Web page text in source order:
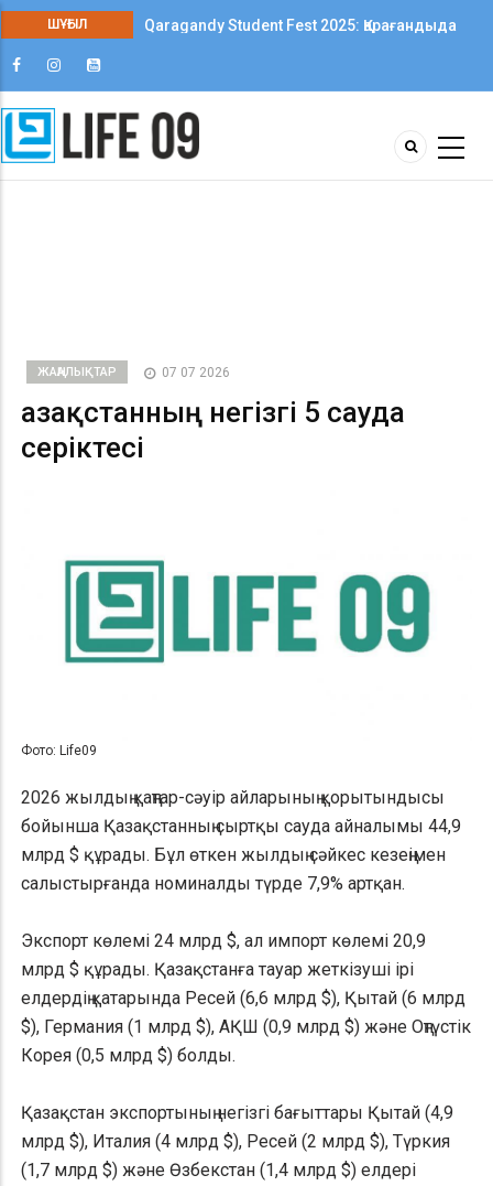
ШҰҒЫЛ
Qaragandy Student Fest 2025: Қарағандыда
ЖАҢАЛЫҚТАР 07 07 2026
Қазақстанның негізгі 5 сауда
серіктесі
Фото: Life09
2026 жылдың қаңтар-сәуір айларының қорытындысы
бойынша Қазақстанның сыртқы сауда айналымы 44,9
млрд $ құрады. Бұл өткен жылдың сәйкес кезеңімен
салыстырғанда номиналды түрде 7,9% артқан.
Экспорт көлемі 24 млрд $, ал импорт көлемі 20,9
млрд $ құрады. Қазақстанға тауар жеткізуші ірі
елдердің қатарында Ресей (6,6 млрд $), Қытай (6 млрд
$), Германия (1 млрд $), АҚШ (0,9 млрд $) және Оңтүстік
Корея (0,5 млрд $) болды.
Қазақстан экспортының негізгі бағыттары Қытай (4,9
млрд $), Италия (4 млрд $), Ресей (2 млрд $), Түркия
(1,7 млрд $) және Өзбекстан (1,4 млрд $) елдері